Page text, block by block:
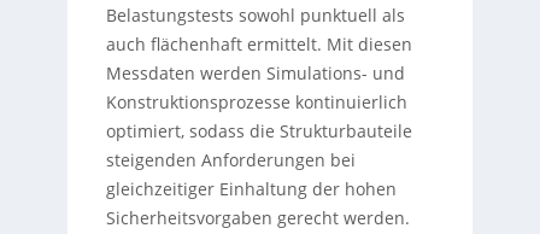
Belastungstests sowohl punktuell als
auch flächenhaft ermittelt. Mit diesen
Messdaten werden Simulations- und
Konstruktionsprozesse kontinuierlich
optimiert, sodass die Strukturbauteile
steigenden Anforderungen bei
gleichzeitiger Einhaltung der hohen
Sicherheitsvorgaben gerecht werden.